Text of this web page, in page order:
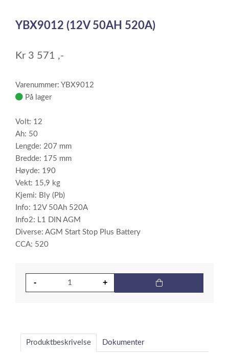
of
YBX9012 (12V 50AH 520A)
Kr 3 571 ,-
Varenummer: YBX9012
På lager
Volt: 12
Ah: 50
Lengde: 207 mm
Bredde: 175 mm
Høyde: 190
Vekt: 15,9 kg
Kjemi: Bly (Pb)
Info: 12V 50Ah 520A
Info2: L1 DIN AGM
Diverse: AGM Start Stop Plus Battery
CCA: 520
Produktbeskrivelse Dokumenter